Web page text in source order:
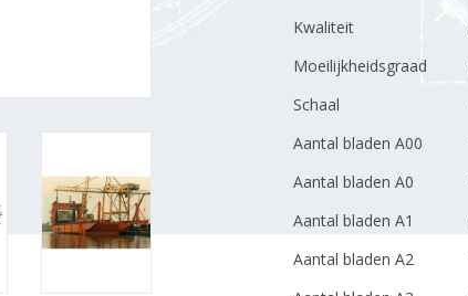
Kwaliteit
Moeilijkheidsgraad
Schaal
Aantal bladen A00
Aantal bladen A0
Aantal bladen A1
Aantal bladen A2